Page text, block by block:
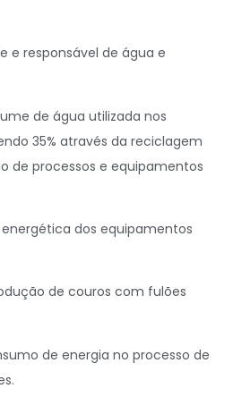
e responsável de água e
de água utilizada nos
35% através da reciclagem
de processos e equipamentos
dos equipamentos
de couros com fulões
de energia no processo de